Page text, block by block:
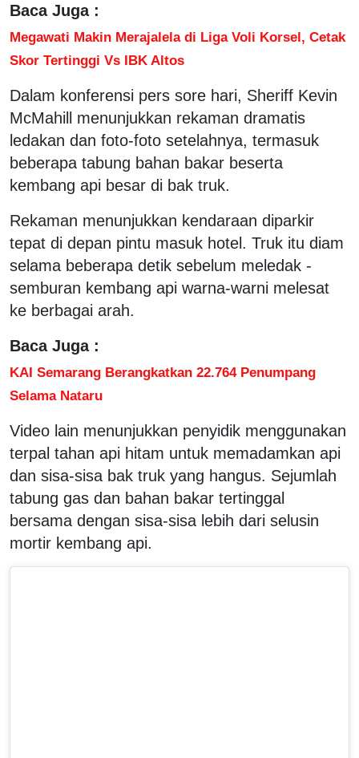
Baca Juga :
Megawati Makin Merajalela di Liga Voli Korsel, Cetak
Skor Tertinggi Vs IBK Altos
Dalam konferensi pers sore hari, Sheriff Kevin
McMahill menunjukkan rekaman dramatis
ledakan dan foto-foto setelahnya, termasuk
beberapa tabung bahan bakar beserta
kembang api besar di bak truk.
Rekaman menunjukkan kendaraan diparkir
tepat di depan pintu masuk hotel. Truk itu diam
selama beberapa detik sebelum meledak -
semburan kembang api warna-warni melesat
ke berbagai arah.
Baca Juga :
KAI Semarang Berangkatkan 22.764 Penumpang
Selama Nataru
Video lain menunjukkan penyidik ​​menggunakan
terpal tahan api hitam untuk memadamkan api
dan sisa-sisa bak truk yang hangus. Sejumlah
tabung gas dan bahan bakar tertinggal
bersama dengan sisa-sisa lebih dari selusin
mortir kembang api.